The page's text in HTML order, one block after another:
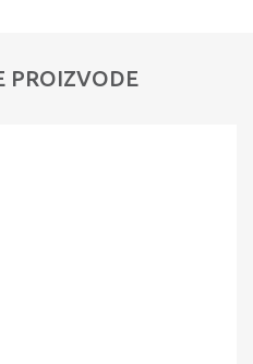
PROIZVODE